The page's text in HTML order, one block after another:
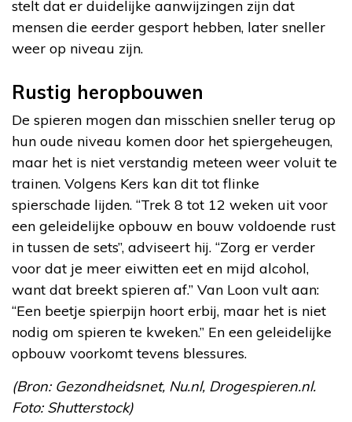
stelt dat er duidelijke aanwijzingen zijn dat
mensen die eerder gesport hebben, later sneller
weer op niveau zijn.
Rustig heropbouwen
De spieren mogen dan misschien sneller terug op
hun oude niveau komen door het spiergeheugen,
maar het is niet verstandig meteen weer voluit te
trainen. Volgens Kers kan dit tot flinke
spierschade lijden. “Trek 8 tot 12 weken uit voor
een geleidelijke opbouw en bouw voldoende rust
in tussen de sets”, adviseert hij. “Zorg er verder
voor dat je meer eiwitten eet en mijd alcohol,
want dat breekt spieren af.” Van Loon vult aan:
“Een beetje spierpijn hoort erbij, maar het is niet
nodig om spieren te kweken.” En een geleidelijke
opbouw voorkomt tevens blessures.
(Bron: Gezondheidsnet, Nu.nl, Drogespieren.nl.
Foto: Shutterstock)